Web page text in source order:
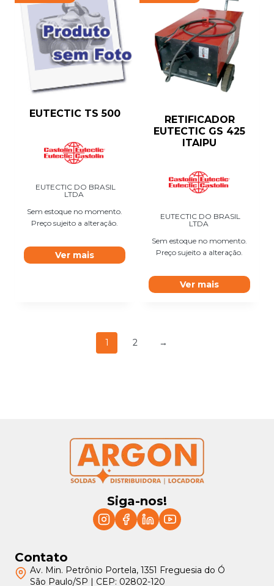
EUTECTIC TS 500
EUTECTIC DO BRASIL
LTDA
Sem estoque no momento.
Preço sujeito a alteração.
Ver mais
RETIFICADOR
EUTECTIC GS 425
ITAIPU
EUTECTIC DO BRASIL
LTDA
Sem estoque no momento.
Preço sujeito a alteração.
Ver mais
1 2 →
Siga-nos!
Contato
Av. Min. Petrônio Portela, 1351 Freguesia do Ó
São Paulo/SP | CEP: 02802-120